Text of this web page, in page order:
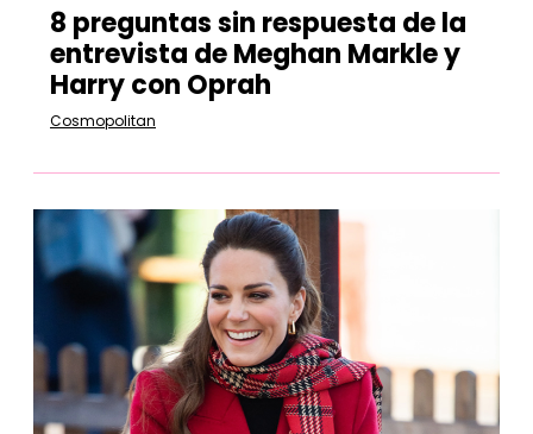
8 preguntas sin respuesta de la
entrevista de Meghan Markle y
Harry con Oprah
Cosmopolitan